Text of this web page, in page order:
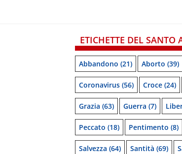
ETICHETTE DEL SANTO
Abbandono (21) Aborto (39)
Coronavirus (56) Croce (24)
Grazia (63) Guerra (7)
Peccato (18) Pentimento (8)
Salvezza (64) Santità (69)